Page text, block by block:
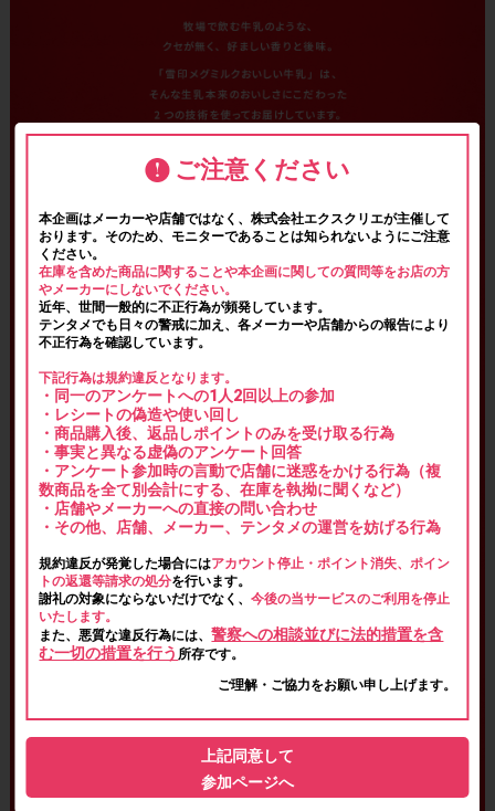
ご注意ください
本企画はメーカーや店舗ではなく、株式会社エクスクリエが主催して
おります。そのため、モニターであることは知られないようにご注意
ください。
在庫を含めた商品に関することや本企画に関しての質問等をお店の方
やメーカーにしないでください。
近年、世間一般的に不正行為が頻発しています。
テンタメでも日々の警戒に加え、各メーカーや店舗からの報告により
不正行為を確認しています。
下記行為は規約違反となります。
・同一のアンケートへの1人2回以上の参加
・レシートの偽造や使い回し
・商品購入後、返品しポイントのみを受け取る行為
・事実と異なる虚偽のアンケート回答
・アンケート参加時の言動で店舗に迷惑をかける行為（複
数商品を全て別会計にする、在庫を執拗に聞くなど）
・店舗やメーカーへの直接の問い合わせ
・その他、店舗、メーカー、テンタメの運営を妨げる行為
規約違反が発覚した場合にはアカウント停止・ポイント消失、ポイン
トの返還等請求の処分を行います。
謝礼の対象にならないだけでなく、今後の当サービスのご利用を停止
いたします。
また、悪質な違反行為には、警察への相談並びに法的措置を含
む一切の措置を行う 所存です。
ご理解・ご協力をお願い申し上げます。
上記同意して
参加ページへ